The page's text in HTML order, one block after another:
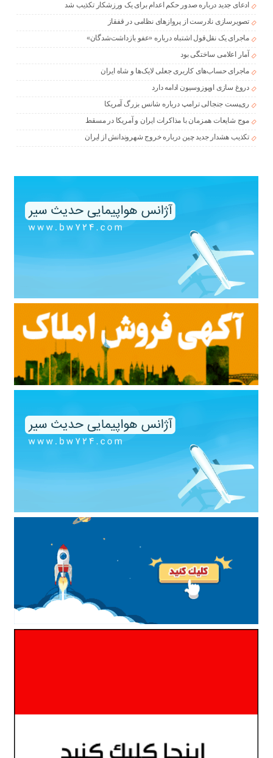
ادعای جدید درباره صدور حکم اعدام برای یک ورزشکار تکذیب شد
تصویرسازی نادرست از پروازهای نظامی در قفقاز
ماجرای یک نقل‌قول اشتباه درباره «عفو بازداشت‌شدگان»
آمار اعلامی ساختگی بود
ماجرای حساب‌های کاربری جعلی لایک‌ها و شاه ایران
دروغ سازی اوپوزوسیون ادامه دارد
ری‌پست جنجالی ترامپ درباره شانس بزرگ آمریکا
موج شایعات همزمان با مذاکرات ایران و آمریکا در مسقط
تکذیب هشدار جدید چین درباره خروج شهروندانش از ایران